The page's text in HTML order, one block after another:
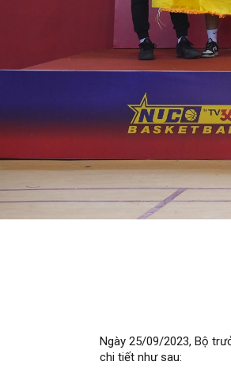
Ngày 25/09/2023, Bộ
chi tiết như sau: